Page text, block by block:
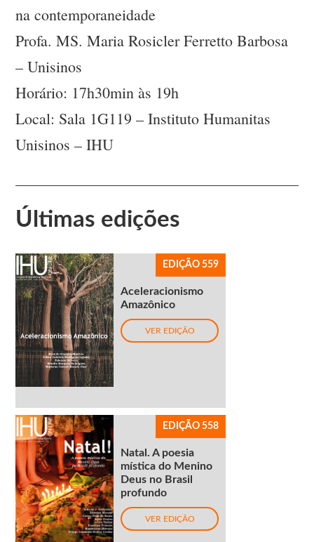
na contemporaneidade
Profa. MS. Maria Rosicler Ferretto Barbosa
– Unisinos
Horário: 17h30min às 19h
Local: Sala 1G119 – Instituto Humanitas
Unisinos – IHU
Últimas edições
EDIÇÃO 559
Aceleracionismo
Amazônico
VER EDIÇÃO
EDIÇÃO 558
Natal. A poesia
mística do Menino
Deus no Brasil
profundo
VER EDIÇÃO